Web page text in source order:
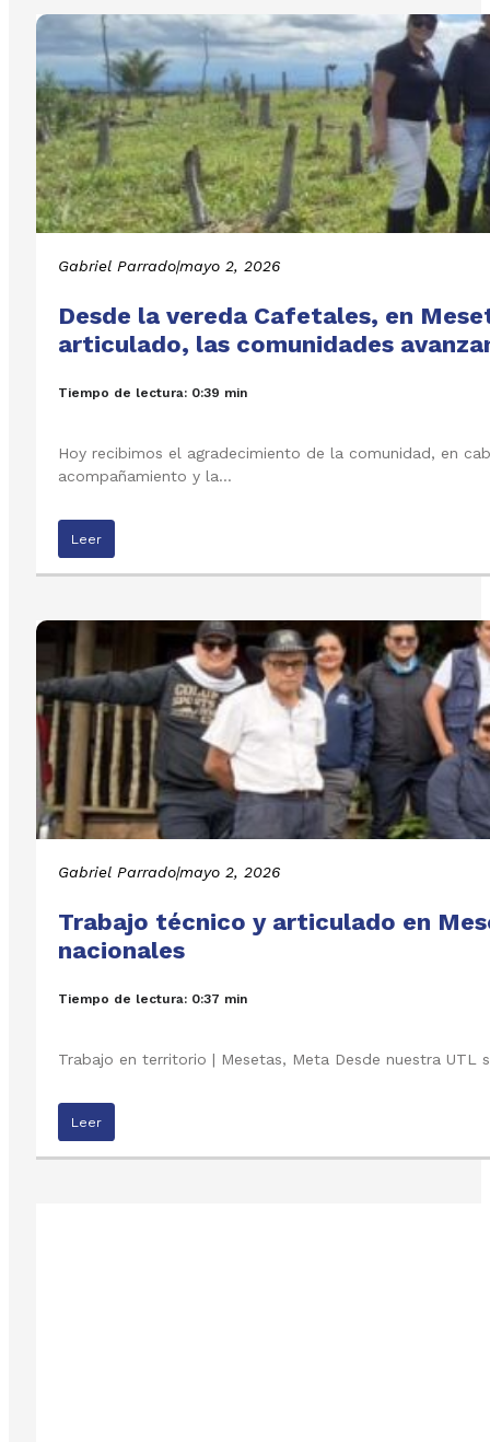
Gabriel Parrado|mayo 2, 2026
Desde la vereda Cafetales, en
articulado, las comunidades
Tiempo de lectura: 0:39 min
Hoy recibimos el agradecimiento de la comunidad, en
acompañamiento y la…
Leer
Gabriel Parrado|mayo 2, 2026
Trabajo técnico y articulado en
nacionales
Tiempo de lectura: 0:37 min
Trabajo en territorio | Mesetas, Meta Desde nuestra
Leer